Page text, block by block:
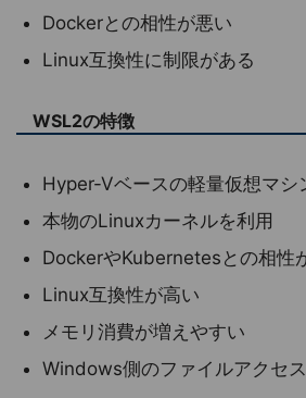
Dockerとの相性が悪い
Linux互換性に制限がある
WSL2の特徴
Hyper-Vベースの軽量仮想マシ
本物のLinuxカーネルを利用
DockerやKubernetesとの相性
Linux互換性が高い
メモリ消費が増えやすい
Windows側のファイルアクセ